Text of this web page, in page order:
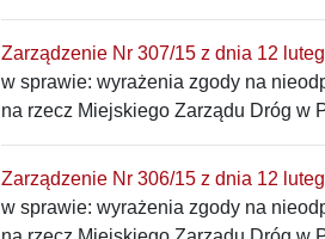
Zarządzenie Nr 307/15 z dnia 12
w sprawie: wyrażenia zgody na
na rzecz Miejskiego Zarządu Dróg w
Zarządzenie Nr 306/15 z dnia 12
w sprawie: wyrażenia zgody na